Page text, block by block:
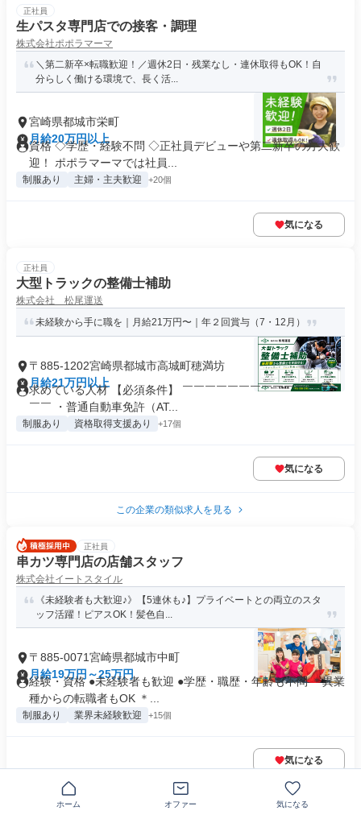
正社員
生パスタ専門店での接客・調理
株式会社ポポラマーマ
＼第二新卒×転職歓迎！／週休2日・残業なし・連休取得もOK！自
分らしく働ける環境で、長く活...
宮崎県都城市栄町
月給20万円以上
資格 ◇学歴・経験不問 ◇正社員デビューや第二新卒の方大歓
迎！ ポポラマーマでは社員...
制服あり 主婦・主夫歓迎 +20個
気になる
正社員
大型トラックの整備士補助
株式会社 松尾運送
未経験から手に職を｜月給21万円〜｜年２回賞与（7・12月）
〒885-1202宮崎県都城市高城町穂満坊
月給21万円以上
求めている人材 【必須条件】 ￣￣￣￣￣￣￣￣￣￣￣￣￣￣
￣￣ ・普通自動車免許（AT...
制服あり 資格取得支援あり +17個
気になる
この企業の類似求人を見る
正社員
串カツ専門店の店舗スタッフ
株式会社イートスタイル
《未経験者も大歓迎♪》【5連休も♪】プライベートとの両立のスタ
ッフ活躍！ピアスOK！髪色自...
〒885-0071宮崎県都城市中町
月給19万円～25万円
経験・資格 ●未経験者も歓迎 ●学歴・職歴・年齢も不問 ＊異業
種からの転職者もOK ＊...
制服あり 業界未経験歓迎 +15個
気になる
この企業の類似求人を見る
ホーム オファー 気になる